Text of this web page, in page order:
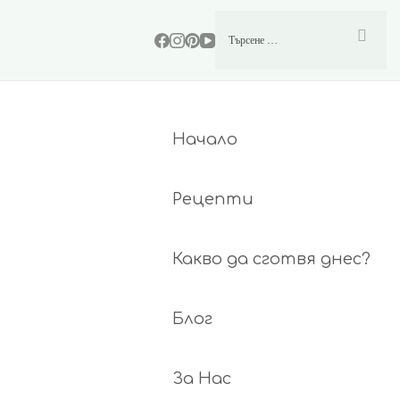
Начало
Рецепти
Какво да сготвя днес?
Блог
За Нас